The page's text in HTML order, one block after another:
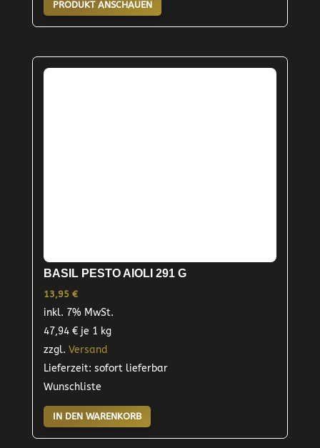
PRODUKT ANSCHAUEN
BASIL PESTO AIOLI 291 G
13,95 €
inkl. 7% MwSt.
47,94 €je 1 kg
zzgl. Versand
Lieferzeit: sofort lieferbar
Wunschliste
IN DEN WARENKORB